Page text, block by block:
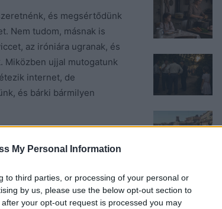
My Personal Information
to third parties, or processing of your personal or
by us, please use the below opt-out section to
your opt-out request is processed you may
és megsértődünk
Nem tudom, másnak is
az iróniára ugranak, és
Miközben ujjal mutogatunk
internet, de
és bárki bármilyen
jár szlogent szeretjük
mondanivalónk.Ma
hibák tömege mentén
természetét vagy a
vagy ötleteket